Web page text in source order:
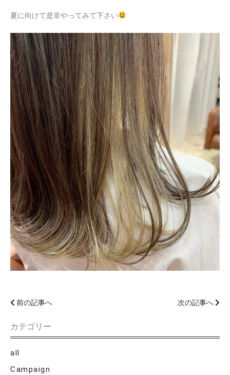
夏に向けて是非やってみて下さい
前の記事へ 次の記事へ
カテゴリー
all
Campaign